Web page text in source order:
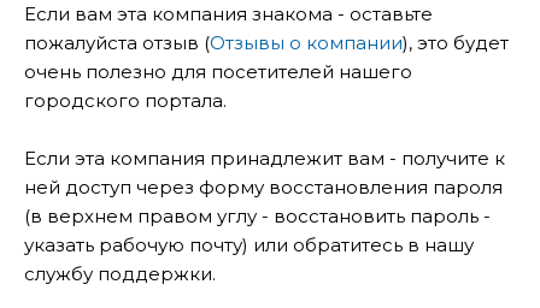
Если вам эта компания знакома - оставьте
пожалуйста отзыв (Отзывы о компании), это будет
очень полезно для посетителей нашего
городского портала.
Если эта компания принадлежит вам - получите к
ней доступ через форму восстановления пароля
(в верхнем правом углу - восстановить пароль -
указать рабочую почту) или обратитесь в нашу
службу поддержки.